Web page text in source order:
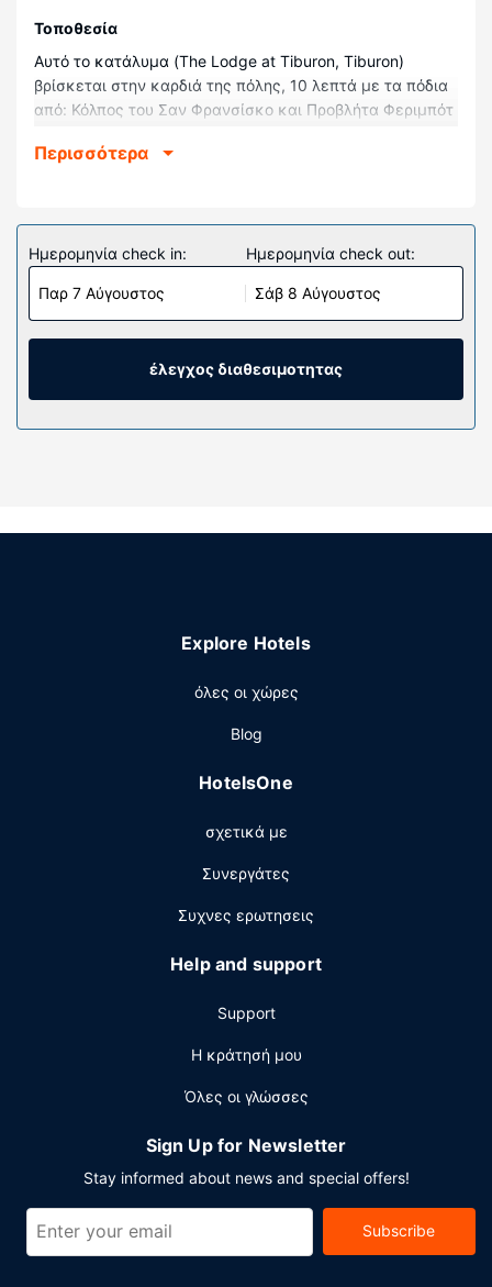
Τοποθεσία
Αυτό το κατάλυμα (The Lodge at Tiburon, Tiburon)
βρίσκεται στην καρδιά της πόλης, 10 λεπτά με τα πόδια
από: Κόλπος του Σαν Φρανσίσκο και Προβλήτα Φεριμπότ
Γέφυρα Γκόλντεν Γκέιτ και 15,6 χλμ. από: Εθνικό Πάρκο
Νιώστε σαν στο σπίτι σας σε ένα από τα 104 δωμάτια με
κλιματισμό, όπου υπάρχουν ψυγείο και σταθμοί
υποδοχής για iPod. Το κρεβάτι σας διαθέτει πουπουλένια
παπλώματα και σεντόνια από αιγυπτιακό βαμβάκι. Για τη
διασκέδασή σας προσφέρονται τηλεοράσεις με επίπεδη
οθόνη 55 ιντσών με ψηφιακά κανάλια, ενώ μπορείτε να
δυνατοτήτων, όπως μπανιέρα υδρομασάζ, γυμναστήριο
(εστιατόριο), το οποίο διαθέτει μπαρ/lounge.
room service (κατά τη διάρκεια συγκεκριμένων ωρών
(πλήρες) τα σαββατοκύριακα μεταξύ 9:30 π.μ. - 1:00
Στις σημαντικές παροχές περιλαμβάνονται υπηρεσία
στεγνοκαθαριστηρίου/πλυντηρίων και ρεσεψιόν όλο το
24ωρο. Αυτό το ξενοδοχείο διαθέτει 4 αίθουσες
κατάλληλες για εκδηλώσεις.
Περισσότερα
Ημερομηνία check in:
Παρ 7 Αύγουστος
Ημερομηνία check out:
Σάβ 8 Αύγουστος
έλεγχος διαθεσιμοτητας
Explore Hotels
όλες οι χώρες
Blog
HotelsOne
σχετικά με
Συνεργάτες
Συχνες ερωτησεις
Help and support
Support
Η κράτησή μου
Όλες οι γλώσσες
Sign Up for Newsletter
Stay informed about news and special offers!
Subscribe